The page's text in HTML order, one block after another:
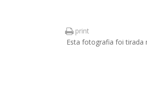
print
Esta fotografia foi tirada